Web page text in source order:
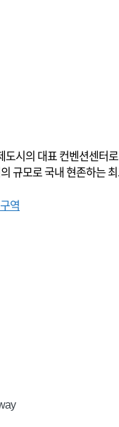
도시의 대표 컨벤션센터
규모로 국내 현존하는
역